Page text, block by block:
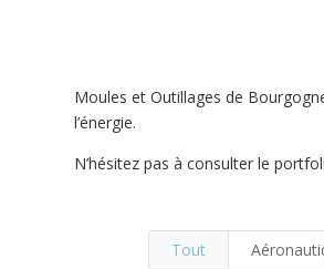
Moules et Outillages de
l’énergie.
N’hésitez pas à consulter le
Tout